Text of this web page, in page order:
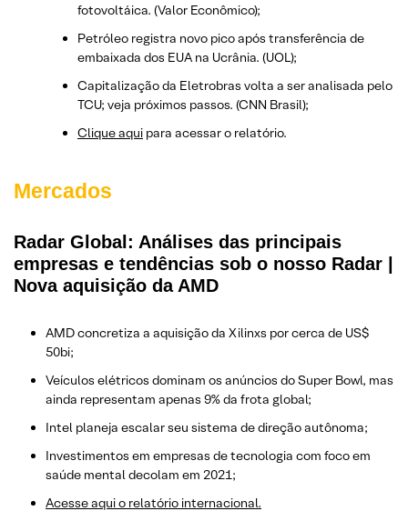
fotovoltáica. (Valor Econômico);
Petróleo registra novo pico após transferência de
embaixada dos EUA na Ucrânia. (UOL);
Capitalização da Eletrobras volta a ser analisada pelo
TCU; veja próximos passos. (CNN Brasil);
Clique aqui para acessar o relatório.
Mercados
Radar Global: Análises das principais
empresas e tendências sob o nosso Radar |
Nova aquisição da AMD
AMD concretiza a aquisição da Xilinxs por cerca de US$
50bi;
Veículos elétricos dominam os anúncios do Super Bowl, mas
ainda representam apenas 9% da frota global;
Intel planeja escalar seu sistema de direção autônoma;
Investimentos em empresas de tecnologia com foco em
saúde mental decolam em 2021;
Acesse aqui o relatório internacional.